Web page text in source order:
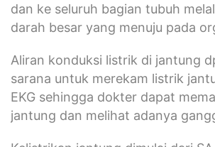
dan ke seluruh bagian tubuh
darah besar yang menuju pada
Aliran konduksi listrik di jantung
sarana untuk merekam listrik
EKG sehingga dokter dapat
jantung dan melihat adanya